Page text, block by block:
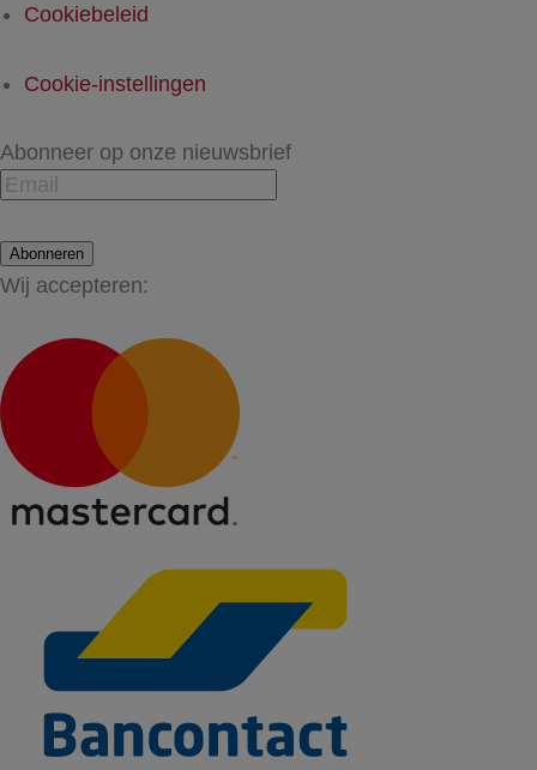
Cookiebeleid
Cookie-instellingen
Abonneer op onze nieuwsbrief
Abonneren
Wij accepteren: